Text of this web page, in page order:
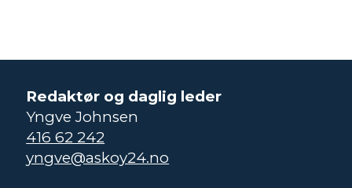
Redaktør og daglig leder
Yngve Johnsen
416 62 242
yngve@askoy24.no